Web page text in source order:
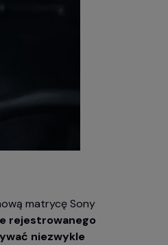
matrycę Sony
rejestrowanego
niezwykle